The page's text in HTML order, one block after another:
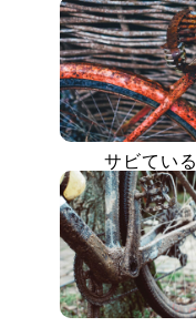
サビている